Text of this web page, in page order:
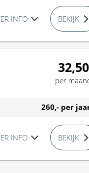
INFO BEKIJK
32,50
per
260,- per
INFO BEKIJK